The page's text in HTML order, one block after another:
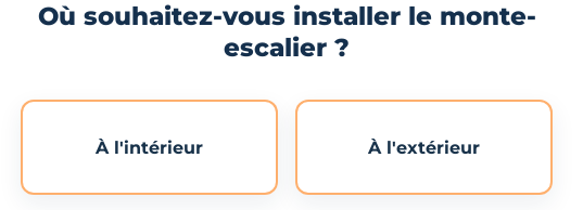
Où souhaitez-vous installer le monte-
escalier ?
À l'intérieur À l'extérieur